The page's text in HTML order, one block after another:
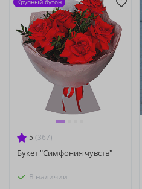
5 (367)
Букет "Симфония чувств"
В наличии
Крупный бутон